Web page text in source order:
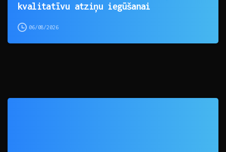
kvalitatīvu atziņu iegūšanai
06/08/2026